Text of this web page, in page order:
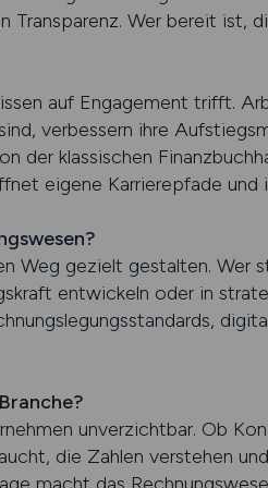
Wer bereit ist,
auf Engagement trifft.
verbessern ihre
der klassischen
eigene Karrierepfade und
Weg gezielt gestalten. Wer
entwickeln oder in
unverzichtbar. Ob
die Zahlen verstehen